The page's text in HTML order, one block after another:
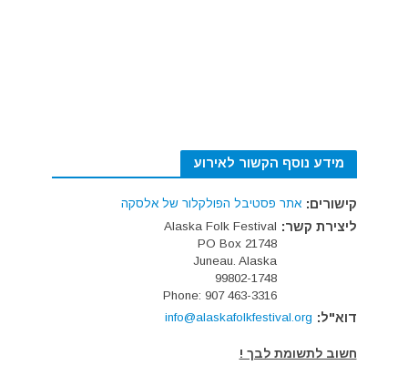
מידע נוסף הקשור לאירוע
קישורים: אתר פסטיבל הפולקלור של אלסקה
ליצירת קשר: Alaska Folk Festival
PO Box 21748
Juneau. Alaska
99802-1748
Phone: 907 463-3316
דוא"ל: info@alaskafolkfestival.org
חשוב לתשומת לבך !